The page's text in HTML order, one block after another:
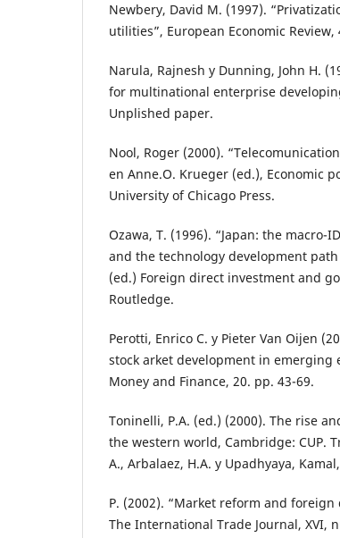
Newbery, David M. (1997).
utilities”, European Economic Review,
Narula, Rajnesh y Dunning, John H.
for multinational enterprise
Unplished paper.
Nool, Roger (2000).
en Anne.O. Krueger (ed.), Economic
University of Chicago Press.
Ozawa, T. (1996). “Japan: the macro-
and the technology development path
(ed.) Foreign direct investment and
Routledge.
Perotti, Enrico C. y Pieter Van Oijen
stock arket development in emerging
Money and Finance, 20. pp. 43-69.
Toninelli, P.A. (ed.) (2000). The rise
the western world, Cambridge: CUP.
A., Arbalaez, H.A. y Upadhyaya, Kamal,
P. (2002). “Market reform and
The International Trade Journal, XVI,